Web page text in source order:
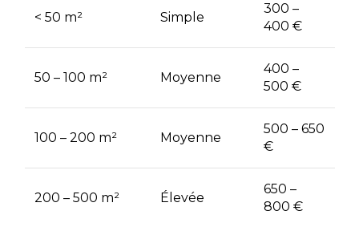
< 50 m² Simple
300 –
400 €
50 – 100 m² Moyenne
400 –
500 €
100 – 200 m² Moyenne
500 – 650
€
200 – 500 m² Élevée
650 –
800 €